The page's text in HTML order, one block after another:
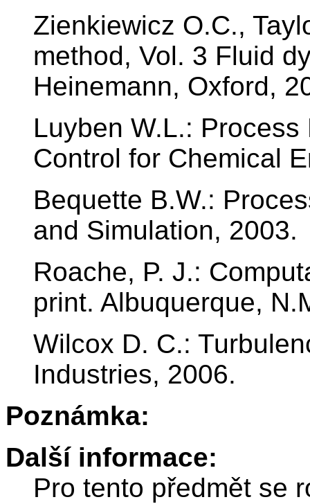
Zienkiewicz O.C.,
method, Vol. 3 Fluid
Heinemann, Oxford,
Luyben W.L.:
Control for Chemical
Bequette B.W.:
and Simulation, 2003.
Roache, P. J.:
print. Albuquerque,
Wilcox D. C.:
Industries, 2006.
Poznámka:
Další informace:
Pro tento předmět se